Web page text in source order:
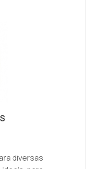
diversas